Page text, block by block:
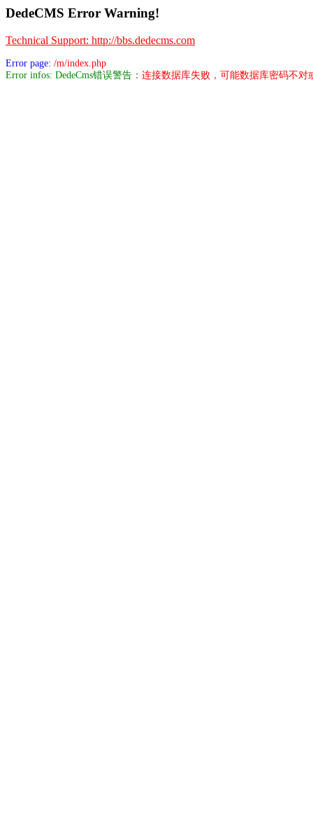
DedeCMS Error Warning!
Technical Support: http://bbs.dedecms.com
Error page: /m/index.php
Error infos: DedeCms错误警告： 连接数据库失败，可能数据库密码不对